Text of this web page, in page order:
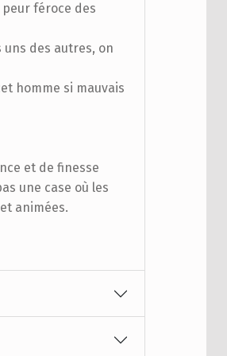
féroce des
uns des autres, on
homme si mauvais
et de finesse
une case où les
animées.